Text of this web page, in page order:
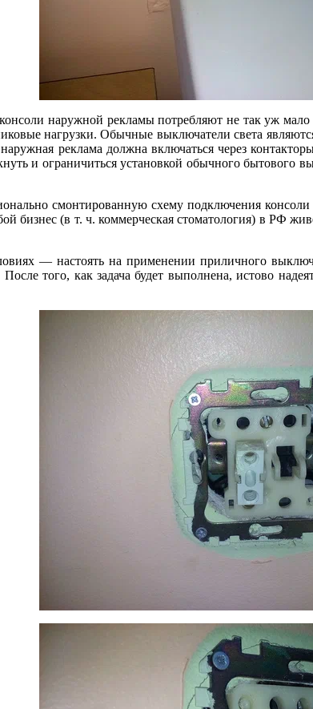
наружной рекламы потребляют не так уж мало
нагрузки. Обычные выключатели света
реклама должна включаться через
и ограничиться установкой обычного
смонтированную схему подключения
бизнес (в т. ч. коммерческая стоматология) в РФ
— настоять на применении приличного
того, как задача будет выполнена, истово